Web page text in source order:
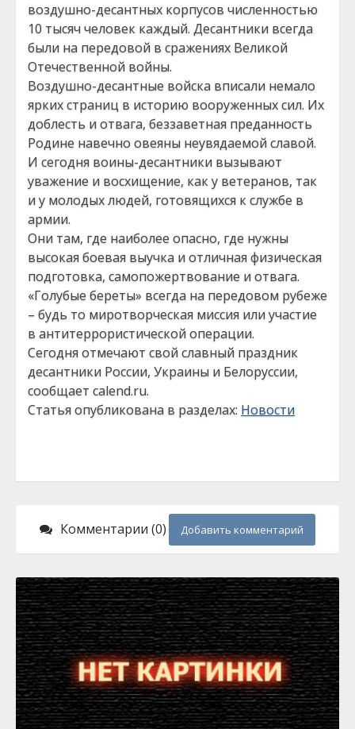
воздушно-десантных корпусов численностью
10 тысяч человек каждый. Десантники всегда
были на передовой в сражениях Великой
Отечественной войны.
Воздушно-десантные войска вписали немало
ярких страниц в историю вооруженных сил. Их
доблесть и отвага, беззаветная преданность
Родине навечно овеяны неувядаемой славой.
И сегодня воины-десантники вызывают
уважение и восхищение, как у ветеранов, так
и у молодых людей, готовящихся к службе в
армии.
Они там, где наиболее опасно, где нужны
высокая боевая выучка и отличная физическая
подготовка, самопожертвование и отвага.
«Голубые береты» всегда на передовом рубеже
– будь то миротворческая миссия или участие
в антитеррористической операции.
Сегодня отмечают свой славный праздник
десантники России, Украины и Белоруссии,
сообщает calend.ru.
Статья опубликована в разделах: Новости
Комментарии (0) Добавить комментарий